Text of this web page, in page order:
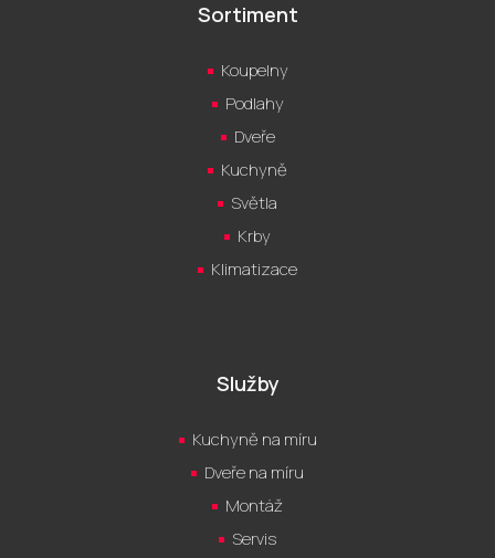
Sortiment
Koupelny
Podlahy
Dveře
Kuchyně
Světla
Krby
Klimatizace
Služby
Kuchyně na míru
Dveře na míru
Montáž
Servis